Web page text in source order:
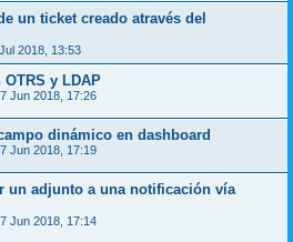
un ticket creado através del
2018, 13:53
y LDAP
Jun 2018, 17:26
dinámico en dashboard
Jun 2018, 17:19
un adjunto a una notificación vía
Jun 2018, 17:14